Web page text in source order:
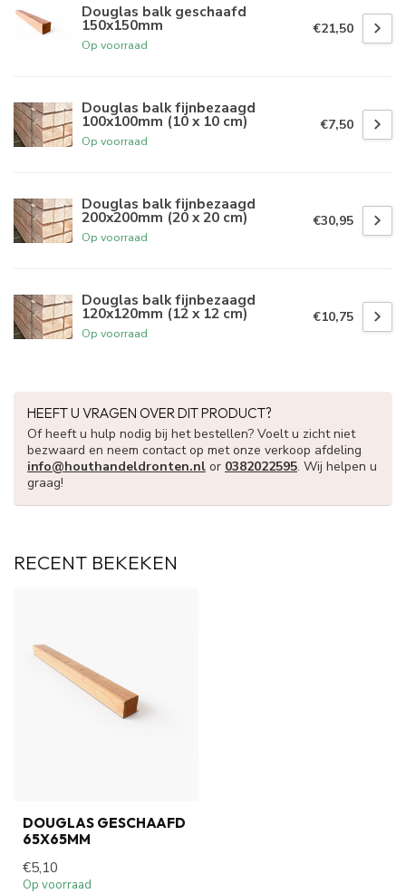
Douglas balk geschaafd
150x150mm
Op voorraad
€21,50
Douglas balk fijnbezaagd
100x100mm (10 x 10 cm)
Op voorraad
€7,50
Douglas balk fijnbezaagd
200x200mm (20 x 20 cm)
Op voorraad
€30,95
Douglas balk fijnbezaagd
120x120mm (12 x 12 cm)
Op voorraad
€10,75
HEEFT U VRAGEN OVER DIT PRODUCT?
Of heeft u hulp nodig bij het bestellen? Voelt u zicht niet
bezwaard en neem contact op met onze verkoop afdeling
info@houthandeldronten.nl or 0382022595. Wij helpen u
graag!
RECENT BEKEKEN
DOUGLAS GESCHAAFD
65X65MM
€5,10
Op voorraad